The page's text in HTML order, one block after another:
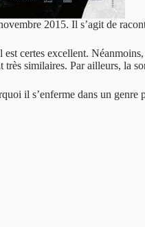
2015. Il s’agit de
certes excellent.
similaires. Par ailleurs, la
il s’enferme dans un genre